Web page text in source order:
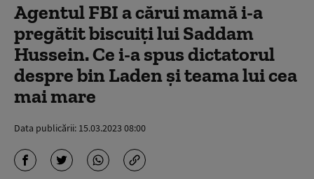
Agentul FBI a cărui mamă i-a
pregătit biscuiți lui Saddam
Hussein. Ce i-a spus dictatorul
despre bin Laden și teama lui cea
mai mare
Data publicării: 15.03.2023 08:00